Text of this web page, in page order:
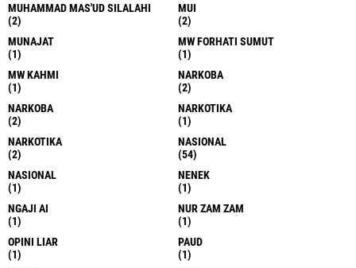
MUHAMMAD MAS'UD SILALAHI
(2)
MUI
(2)
MUNAJAT
(1)
MW FORHATI SUMUT
(1)
MW KAHMI
(1)
NARKOBA
(2)
NARKOBA
(2)
NARKOTIKA
(1)
NARKOTIKA
(2)
NASIONAL
(54)
NASIONAL
(1)
NENEK
(1)
NGAJI AI
(1)
NUR ZAM ZAM
(1)
OPINI LIAR
(1)
PAUD
(1)